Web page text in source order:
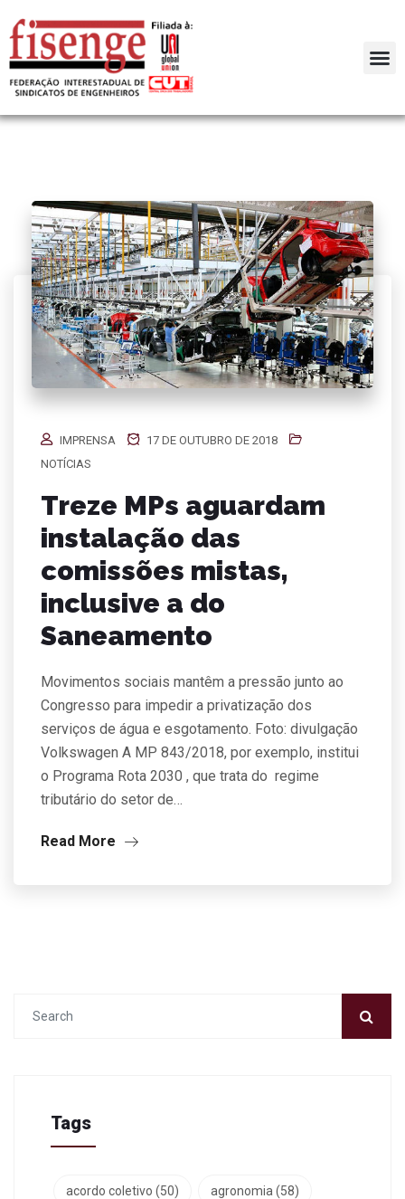
IMPRENSA
17 DE OUTUBRO DE 2018
NOTÍCIAS
Treze MPs aguardam
instalação das
comissões mistas,
inclusive a do
Saneamento
Movimentos sociais mantêm a pressão junto ao
Congresso para impedir a privatização dos
serviços de água e esgotamento. Foto: divulgação
Volkswagen A MP 843/2018, por exemplo, institui
o Programa Rota 2030 , que trata do regime
tributário do setor de…
Read More
Tags
acordo coletivo (50) agronomia (58)